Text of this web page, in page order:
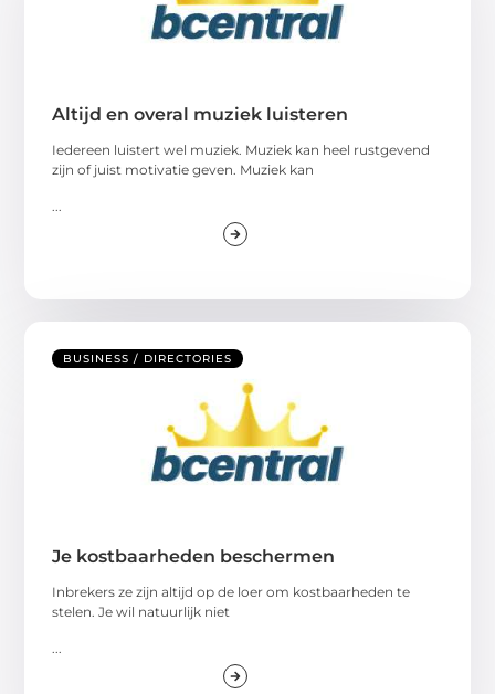
Altijd en overal muziek luisteren
Iedereen luistert wel muziek. Muziek kan heel rustgevend
zijn of juist motivatie geven. Muziek kan
BUSINESS / DIRECTORIES
Je kostbaarheden beschermen
Inbrekers ze zijn altijd op de loer om kostbaarheden te
stelen. Je wil natuurlijk niet